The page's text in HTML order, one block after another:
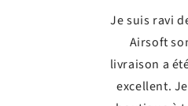
Je suis ravi
Airsoft
livraison a
excellent.